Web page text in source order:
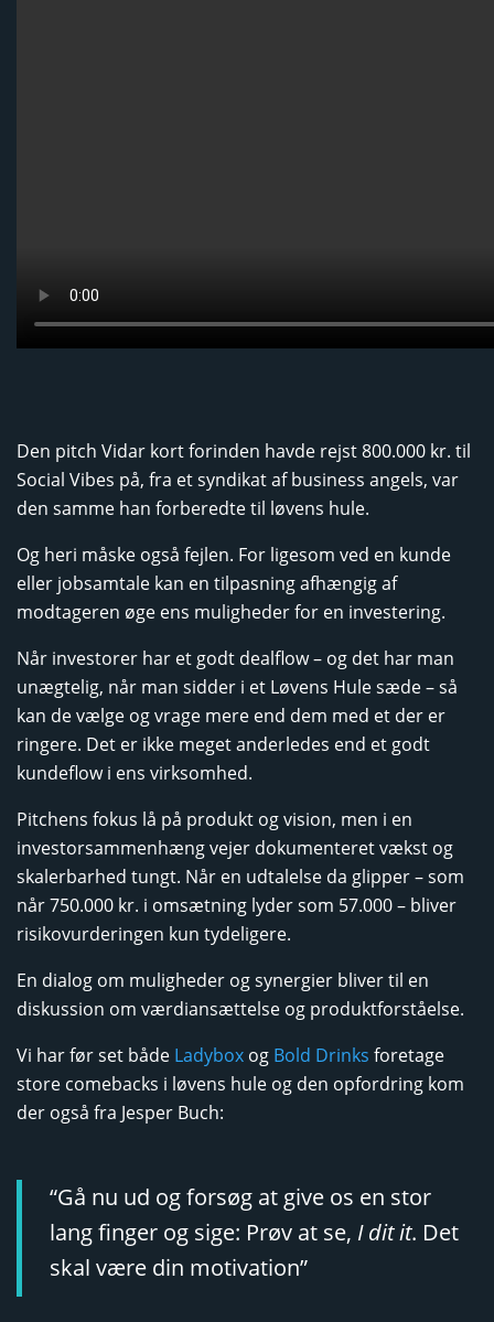
Den pitch Vidar kort forinden havde rejst 800.000 kr. til
Social Vibes på, fra et syndikat af business angels, var
den samme han forberedte til løvens hule.
Og heri måske også fejlen. For ligesom ved en kunde
eller jobsamtale kan en tilpasning afhængig af
modtageren øge ens muligheder for en investering.
Når investorer har et godt dealflow – og det har man
unægtelig, når man sidder i et Løvens Hule sæde – så
kan de vælge og vrage mere end dem med et der er
ringere. Det er ikke meget anderledes end et godt
kundeflow i ens virksomhed.
Pitchens fokus lå på produkt og vision, men i en
investorsammenhæng vejer dokumenteret vækst og
skalerbarhed tungt. Når en udtalelse da glipper – som
når 750.000 kr. i omsætning lyder som 57.000 – bliver
risikovurderingen kun tydeligere.
En dialog om muligheder og synergier bliver til en
diskussion om værdiansættelse og produktforståelse.
Vi har før set både Ladybox og Bold Drinks foretage
store comebacks i løvens hule og den opfordring kom
der også fra Jesper Buch:
“Gå nu ud og forsøg at give os en stor
lang finger og sige: Prøv at se, I dit it. Det
skal være din motivation”